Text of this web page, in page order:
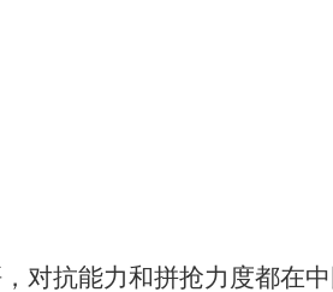
对抗能力和拼抢力度都在